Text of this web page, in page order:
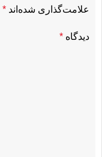
علامت‌گذاری شده‌اند *
دیدگاه *